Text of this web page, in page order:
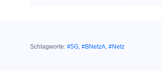
Schlagworte: #5G, #BNetzA, #Netz